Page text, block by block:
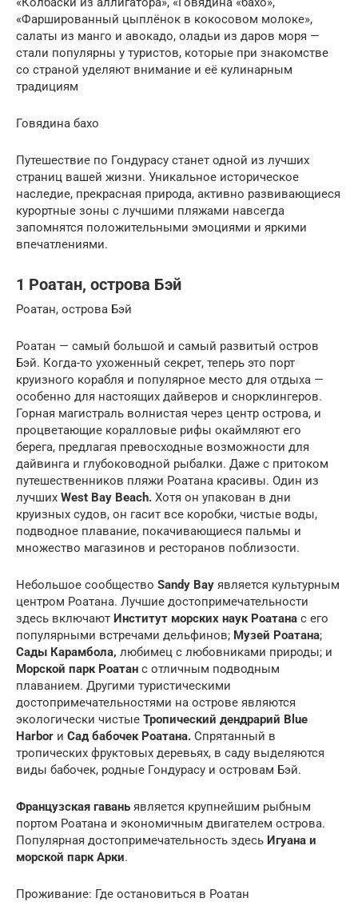
«Фаршированный цыплёнок в кокосовом молоке»,
салаты из манго и авокадо, оладьи из даров моря —
стали популярны у туристов, которые при знакомстве
со страной уделяют внимание и её кулинарным
традициям
Говядина бахо
Путешествие по Гондурасу станет одной из лучших
страниц вашей жизни. Уникальное историческое
наследие, прекрасная природа, активно развивающиеся
курортные зоны с лучшими пляжами навсегда
запомнятся положительными эмоциями и яркими
впечатлениями.
1 Роатан, острова Бэй
Роатан, острова Бэй
Роатан — самый большой и самый развитый остров
Бэй. Когда-то ухоженный секрет, теперь это порт
круизного корабля и популярное место для отдыха —
особенно для настоящих дайверов и снорклингеров.
Горная магистраль волнистая через центр острова, и
процветающие коралловые рифы окаймляют его
берега, предлагая превосходные возможности для
дайвинга и глубоководной рыбалки. Даже с притоком
путешественников пляжи Роатана красивы. Один из
лучших West Bay Beach. Хотя он упакован в дни
круизных судов, он гасит все коробки, чистые воды,
подводное плавание, покачивающиеся пальмы и
множество магазинов и ресторанов поблизости.
Небольшое сообщество Sandy Bay является культурным
центром Роатана. Лучшие достопримечательности
здесь включают Институт морских наук Роатана с его
популярными встречами дельфинов; Музей Роатана;
Сады Карамбола, любимец с любовниками природы; и
Морской парк Роатан с отличным подводным
плаванием. Другими туристическими
достопримечательностями на острове являются
экологически чистые Тропический дендрарий Blue
Harbor и Сад бабочек Роатана. Спрятанный в
тропических фруктовых деревьях, в саду выделяются
виды бабочек, родные Гондурасу и островам Бэй.
Французская гавань является крупнейшим рыбным
портом Роатана и экономичным двигателем острова.
Популярная достопримечательность здесь Игуана и
морской парк Арки.
Проживание: Где остановиться в Роатан